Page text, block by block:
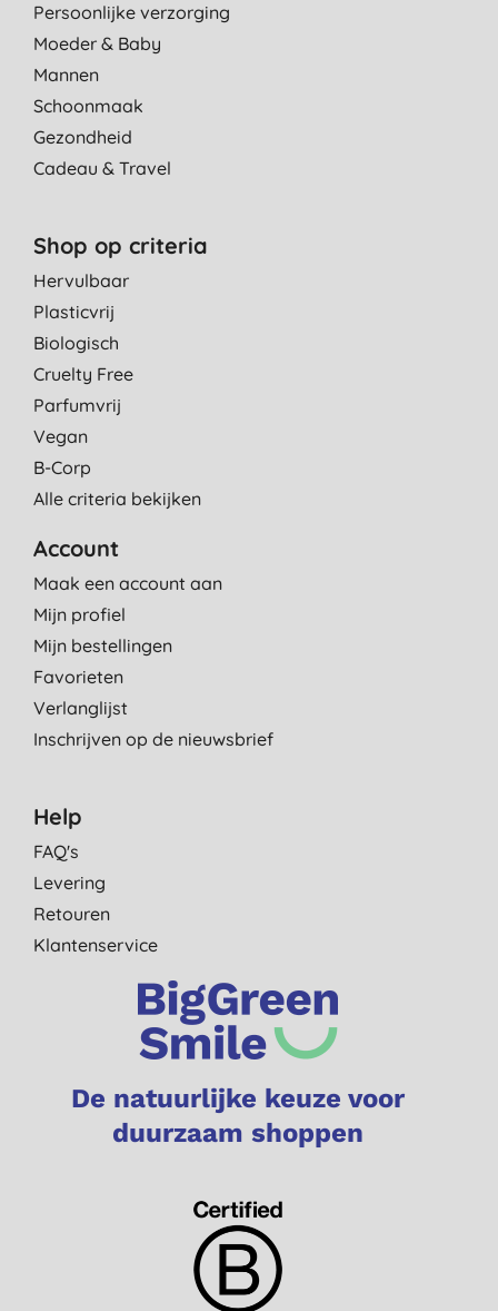
Persoonlijke verzorging
Moeder & Baby
Mannen
Schoonmaak
Gezondheid
Cadeau & Travel
Shop op criteria
Hervulbaar
Plasticvrij
Biologisch
Cruelty Free
Parfumvrij
Vegan
B-Corp
Alle criteria bekijken
Account
Maak een account aan
Mijn profiel
Mijn bestellingen
Favorieten
Verlanglijst
Inschrijven op de nieuwsbrief
Help
FAQ's
Levering
Retouren
Klantenservice
De natuurlijke keuze voor
duurzaam shoppen